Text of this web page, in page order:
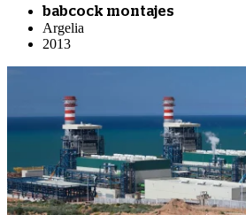
babcock montajes
Argelia
2013